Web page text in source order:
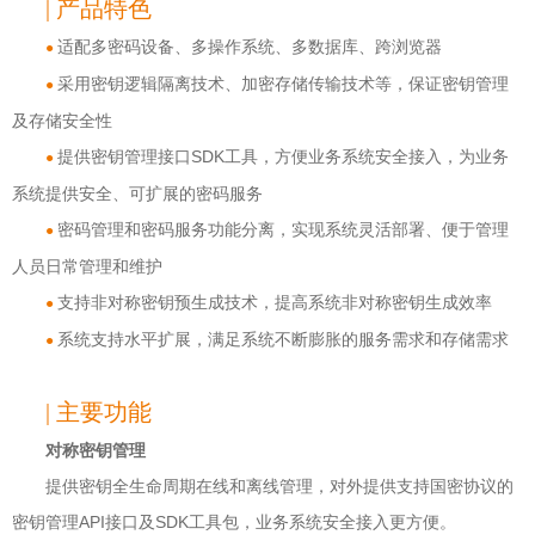
| 产品特色
● 适配多密码设备、多操作系统、多数据库、跨浏览器
● 采用密钥逻辑隔离技术、加密存储传输技术等，保证密钥管理
及存储安全性
● 提供密钥管理接口SDK工具，方便业务系统安全接入，为业务
系统提供安全、可扩展的密码服务
● 密码管理和密码服务功能分离，实现系统灵活部署、便于管理
人员日常管理和维护
● 支持非对称密钥预生成技术，提高系统非对称密钥生成效率
● 系统支持水平扩展，满足系统不断膨胀的服务需求和存储需求
| 主要功能
对称密钥管理
提供密钥全生命周期在线和离线管理，对外提供支持国密协议的
密钥管理API接口及SDK工具包，业务系统安全接入更方便。